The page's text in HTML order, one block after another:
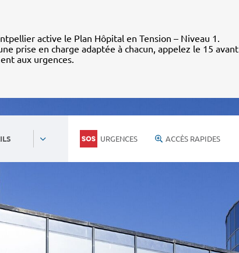
active le Plan Hôpital en Tension – Niveau 1.
prise en charge adaptée à chacun, appelez le 15 avant
aux urgences.
URGENCES ACCÈS RAPIDES